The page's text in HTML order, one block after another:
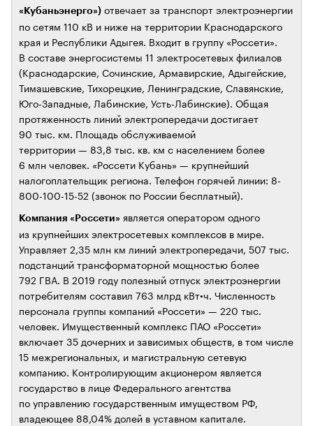
«Кубаньэнерго») отвечает за транспорт электроэнергии
по сетям 110 кВ и ниже на территории Краснодарского
края и Республики Адыгея. Входит в группу «Россети».
В составе энергосистемы 11 электросетевых филиалов
(Краснодарские, Сочинские, Армавирские, Адыгейские,
Тимашевские, Тихорецкие, Ленинградские, Славянские,
Юго-Западные, Лабинские, Усть-Лабинские). Общая
протяженность линий электропередачи достигает
90 тыс. км. Площадь обслуживаемой
территории — 83,8 тыс. кв. км с населением более
6 млн человек. «Россети Кубань» — крупнейший
налогоплательщик региона. Телефон горячей линии: 8-
800-100-15-52 (звонок по России бесплатный).
Компания «Россети» является оператором одного
из крупнейших электросетевых комплексов в мире.
Управляет 2,35 млн км линий электропередачи, 507 тыс.
подстанций трансформаторной мощностью более
792 ГВА. В 2019 году полезный отпуск электроэнергии
потребителям составил 763 млрд кВт•ч. Численность
персонала группы компаний «Россети» — 220 тыс.
человек. Имущественный комплекс ПАО «Россети»
включает 35 дочерних и зависимых обществ, в том числе
15 межрегиональных, и магистральную сетевую
компанию. Контролирующим акционером является
государство в лице Федерального агентства
по управлению государственным имуществом РФ,
владеющее 88,04% долей в уставном капитале.